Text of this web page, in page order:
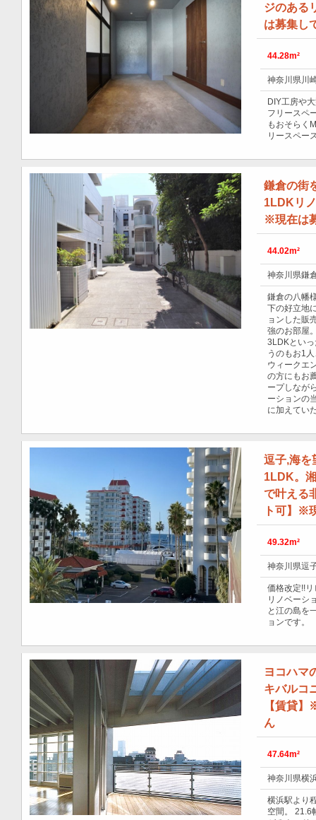
ジのある
は募集し
44.28m²
神奈川県川
DIY工房や
フリースペ
もおそらく
リースペー
鎌倉の街
1LDKリ
※現在は
44.02m²
神奈川県鎌
鎌倉の八幡
下の好立地
ョンした販
強のお部屋
3LDKとい
うのもお1
ウィークエ
の方にもお
ープしなが
ーションの
に加えてい
逗子,海を
1LDK。
で叶える
ト可】※
49.32m²
神奈川県逗
価格改定!!
リノベーシ
と江の島を
ョンです。
ヨコハマ
キバルコ
【賃貸
ん
47.64m²
神奈川県横
横浜駅より
空間。 21.6